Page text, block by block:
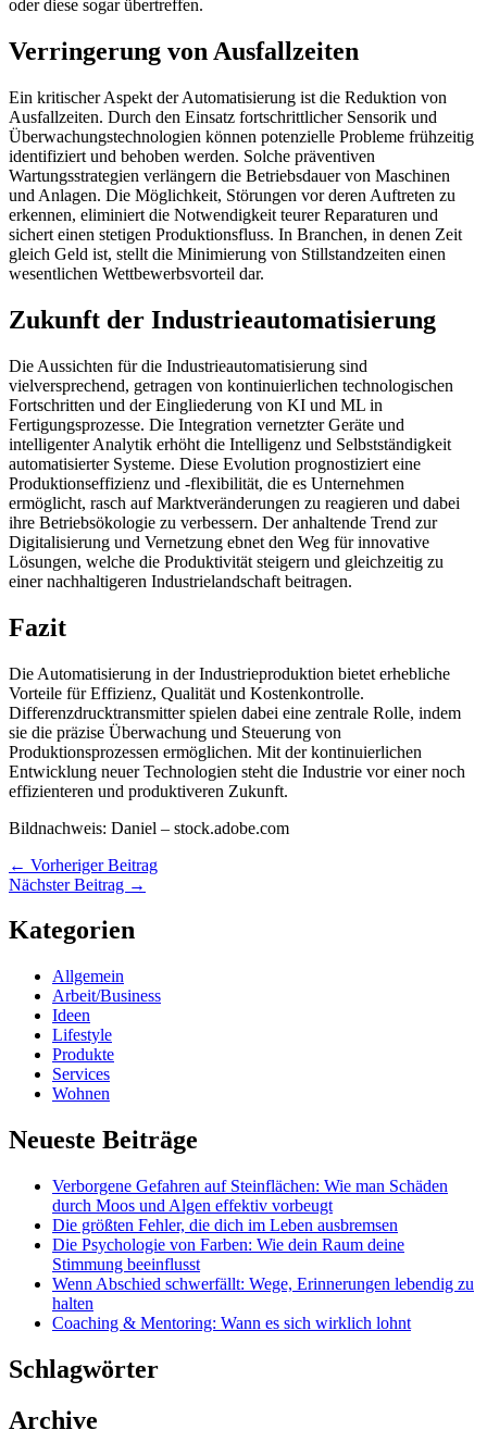
oder diese sogar übertreffen.
Verringerung von Ausfallzeiten
Ein kritischer Aspekt der Automatisierung ist die Reduktion von
Ausfallzeiten. Durch den Einsatz fortschrittlicher Sensorik und
Überwachungstechnologien können potenzielle Probleme frühzeitig
identifiziert und behoben werden. Solche präventiven
Wartungsstrategien verlängern die Betriebsdauer von Maschinen
und Anlagen. Die Möglichkeit, Störungen vor deren Auftreten zu
erkennen, eliminiert die Notwendigkeit teurer Reparaturen und
sichert einen stetigen Produktionsfluss. In Branchen, in denen Zeit
gleich Geld ist, stellt die Minimierung von Stillstandzeiten einen
wesentlichen Wettbewerbsvorteil dar.
Zukunft der Industrieautomatisierung
Die Aussichten für die Industrieautomatisierung sind
vielversprechend, getragen von kontinuierlichen technologischen
Fortschritten und der Eingliederung von KI und ML in
Fertigungsprozesse. Die Integration vernetzter Geräte und
intelligenter Analytik erhöht die Intelligenz und Selbstständigkeit
automatisierter Systeme. Diese Evolution prognostiziert eine
Produktionseffizienz und -flexibilität, die es Unternehmen
ermöglicht, rasch auf Marktveränderungen zu reagieren und dabei
ihre Betriebsökologie zu verbessern. Der anhaltende Trend zur
Digitalisierung und Vernetzung ebnet den Weg für innovative
Lösungen, welche die Produktivität steigern und gleichzeitig zu
einer nachhaltigeren Industrielandschaft beitragen.
Fazit
Die Automatisierung in der Industrieproduktion bietet erhebliche
Vorteile für Effizienz, Qualität und Kostenkontrolle.
Differenzdrucktransmitter spielen dabei eine zentrale Rolle, indem
sie die präzise Überwachung und Steuerung von
Produktionsprozessen ermöglichen. Mit der kontinuierlichen
Entwicklung neuer Technologien steht die Industrie vor einer noch
effizienteren und produktiveren Zukunft.
Bildnachweis: Daniel – stock.adobe.com
← Vorheriger Beitrag
Nächster Beitrag →
Kategorien
Allgemein
Arbeit/Business
Ideen
Lifestyle
Produkte
Services
Wohnen
Neueste Beiträge
Verborgene Gefahren auf Steinflächen: Wie man Schäden
durch Moos und Algen effektiv vorbeugt
Die größten Fehler, die dich im Leben ausbremsen
Die Psychologie von Farben: Wie dein Raum deine
Stimmung beeinflusst
Wenn Abschied schwerfällt: Wege, Erinnerungen lebendig zu
halten
Coaching & Mentoring: Wann es sich wirklich lohnt
Schlagwörter
Archive